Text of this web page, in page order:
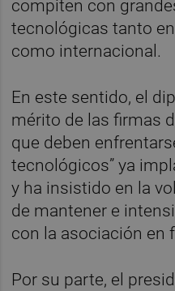
compiten con
tecnológicas tanto
como internacional.
En este sentido, el
mérito de las firmas
que deben
tecnológicos” ya
y ha insistido en la
de mantener e
con la asociación en
Por su parte, el